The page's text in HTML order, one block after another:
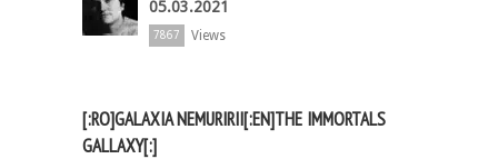
05.03.2021
7867 Views
[:RO]GALAXIA NEMURIRII[:EN]THE IMMORTALS
GALLAXY[:]